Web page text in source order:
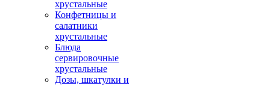
хрустальные
Конфетницы и
салатники
хрустальные
Блюда
сервировочные
хрустальные
Дозы, шкатулки и